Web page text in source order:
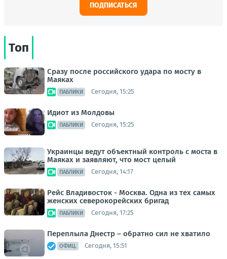
ПОДПИСАТЬСЯ
Топ
Сразу после российского удара по мосту в
Маяках
ПАБЛИКИ Сегодня, 15:25
Идиот из Молдовы
ПАБЛИКИ Сегодня, 15:25
Украинцы ведут объектный контроль с моста в
Маяках и заявляют, что мост целый
ПАБЛИКИ Сегодня, 14:17
Рейс Владивосток - Москва. Одна из тех самых
женских северокорейских бригад
ПАБЛИКИ Сегодня, 17:25
Переплыла Днестр – обратно сил не хватило
ОФИЦ. Сегодня, 15:51